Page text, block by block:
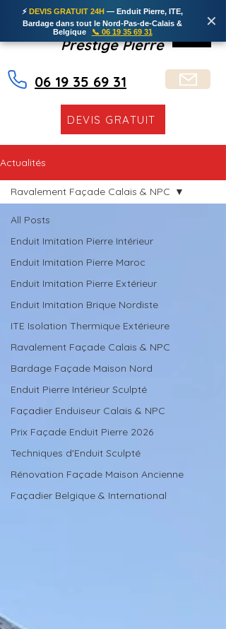
Prestige Pierre
06 19 35 69 31
DEVIS GRATUIT
Actualités
All Posts
Enduit Imitation Pierre Intérieur
Enduit Imitation Pierre Maroc
Enduit Imitation Pierre Extérieur
Enduit Imitation Brique Nordiste
ITE Isolation Thermique Extérieure
Ravalement Façade Calais & NPC
Bardage Façade Maison Nord
Enduit Pierre Intérieur Sculpté
Façadier Enduiseur Calais & NPC
Prix Façade Enduit Pierre 2026
Techniques d'Enduit Sculpté
Rénovation Façade Maison Ancienne
Façadier Belgique & International
Ravalement Façade Calais & NPC
⚡ DEVIS GRATUIT 24H — Enduit Pierre, ITE,
Bardage dans tout le Nord-Pas-de-Calais &
Belgique
📞 06 19 35 69 31
✕